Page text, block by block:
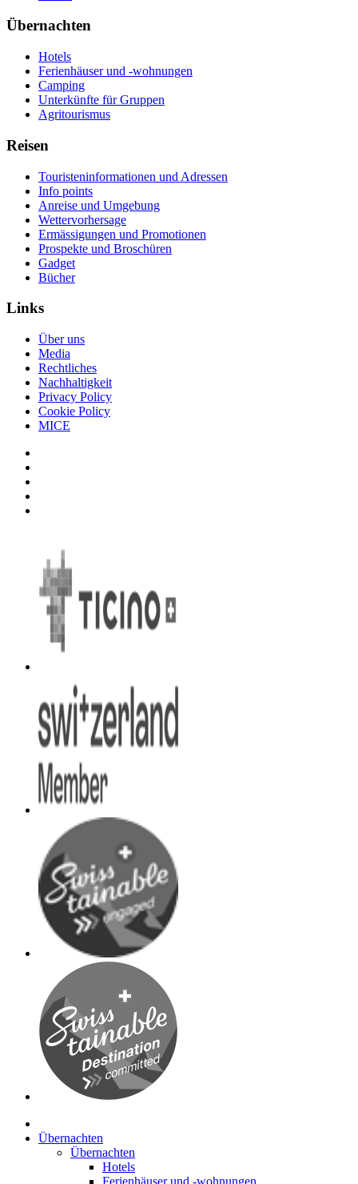
Übernachten
Hotels
Ferienhäuser und -wohnungen
Camping
Unterkünfte für Gruppen
Agritourismus
Reisen
Touristeninformationen und Adressen
Info points
Anreise und Umgebung
Wettervorhersage
Ermässigungen und Promotionen
Prospekte und Broschüren
Gadget
Bücher
Links
Über uns
Media
Rechtliches
Nachhaltigkeit
Privacy Policy
Cookie Policy
MICE
Übernachten
Übernachten
Hotels
Ferienhäuser und -wohnungen